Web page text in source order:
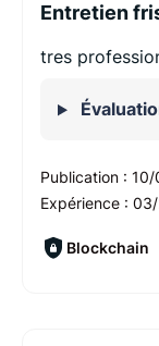
Entretien
tres
Publication : 10/
Expérience :
Blockchain